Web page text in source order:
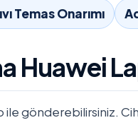
Temas Onarımı
Huawei
ile gönderebilirsiniz.